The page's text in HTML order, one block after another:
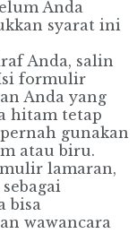
Anda
syarat ini
Anda, salin
formulir
Anda yang
hitam tetap
gunakan
atau biru.
lamaran,
bisa
wawancara